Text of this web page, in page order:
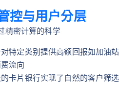
控与用户分层
精密计算的科学
对特定类别提供高额回报如加油
流向
的卡片银行实现了自然的客户筛